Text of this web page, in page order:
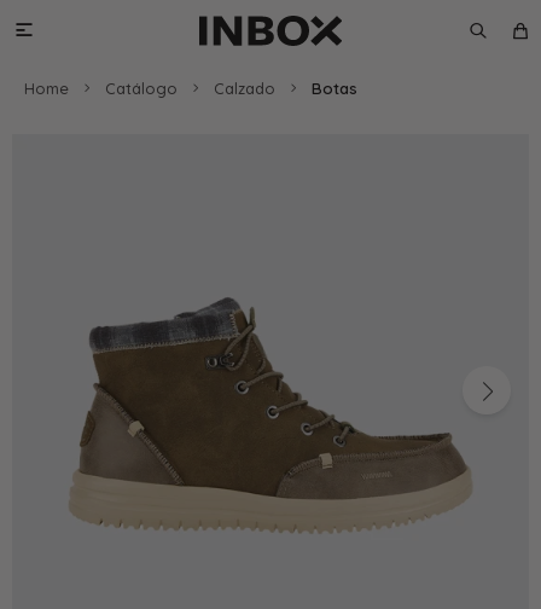

Home Catálogo Calzado Botas